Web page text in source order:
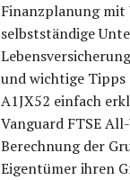
Finanzplanung mit
selbstständige
und wichtige Tipps
A1JX52 einfach
Vanguard FTSE
Berechnung der
Eigentümer ihren